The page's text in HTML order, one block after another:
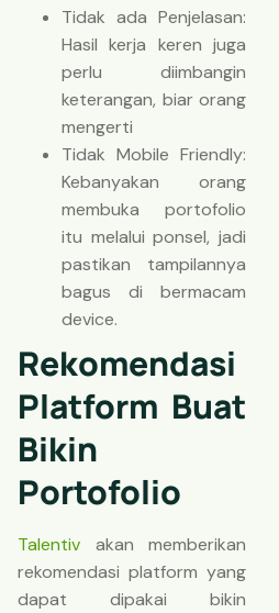
Tidak ada Penjelasan:
Hasil kerja keren juga
perlu diimbangin
keterangan, biar orang
mengerti
Tidak Mobile Friendly:
Kebanyakan orang
membuka portofolio
itu melalui ponsel, jadi
pastikan tampilannya
bagus di bermacam
device.
Rekomendasi
Platform Buat
Bikin
Portofolio
Talentiv akan memberikan
rekomendasi platform yang
dapat dipakai bikin